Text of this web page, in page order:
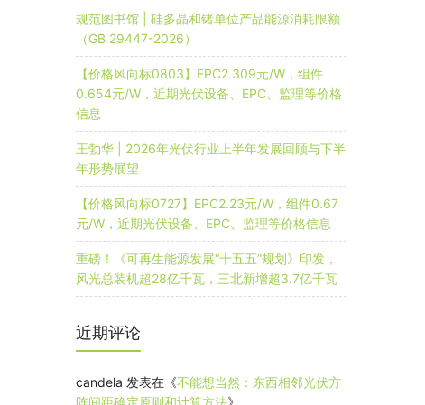
规范图书馆 | 硅多晶和锗单位产品能源消耗限额
（GB 29447-2026）
【价格风向标0803】EPC2.309元/W，组件
0.654元/W，近期光伏设备、EPC、监理等价格
信息
王勃华 | 2026年光伏行业上半年发展回顾与下半
年形势展望
【价格风向标0727】EPC2.23元/W，组件0.67
元/W，近期光伏设备、EPC、监理等价格信息
重磅！《可再生能源发展“十五五”规划》印发，
风光总装机超28亿千瓦，三北新增超3.7亿千瓦
近期评论
candela 发表在《不能想当然：东西相邻光伏方
阵间距确定原则和计算方法》